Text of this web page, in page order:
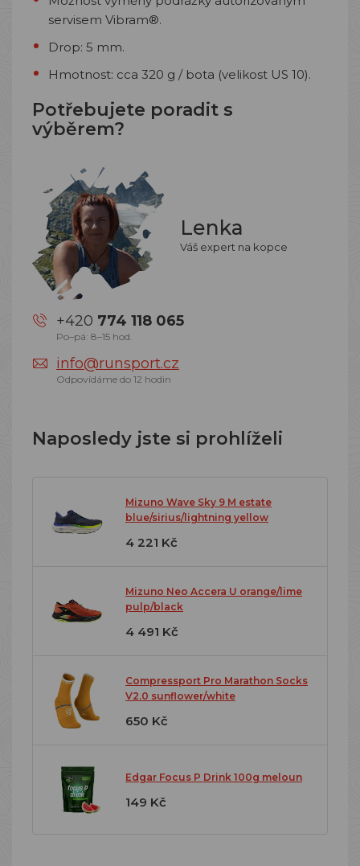
servisem Vibram®.
Drop: 5 mm.
Hmotnost: cca 320 g / bota (velikost US 10).
Potřebujete poradit s
výběrem?
Lenka
Váš expert na kopce
+420 774 118 065
Po–pá: 8–15 hod.
info@runsport.cz
Odpovídáme do 12 hodin
Naposledy jste si prohlíželi
Mizuno Wave Sky 9 M estate
blue/sirius/lightning yellow
4 221 Kč
Mizuno Neo Accera U orange/lime
pulp/black
4 491 Kč
Compressport Pro Marathon Socks
V2.0 sunflower/white
650 Kč
Edgar Focus P Drink 100g meloun
149 Kč